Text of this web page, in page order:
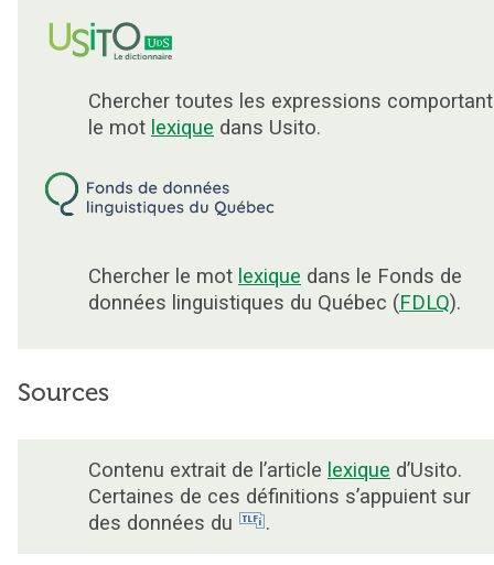
Chercher toutes les expressions comportant
le mot lexique dans Usito.
Chercher le mot lexique dans le Fonds de
données linguistiques du Québec (FDLQ).
Sources
Contenu extrait de l’article lexique d’Usito.
Certaines de ces définitions s’appuient sur
des données du
.